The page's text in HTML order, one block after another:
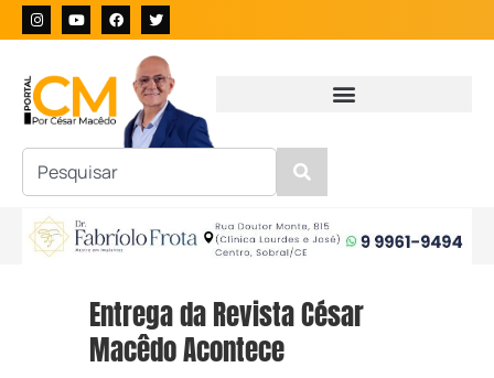
Entrega da Revista César
Macêdo Acontece